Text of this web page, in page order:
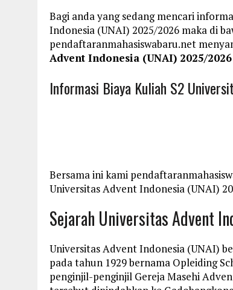
Bagi anda yang sedang mencari
Indonesia (UNAI) 2025/2026 maka di
pendaftaranmahasiswabaru.net
Advent Indonesia (UNAI) 2025/2026
Informasi Biaya Kuliah S2
Bersama ini kami
Universitas Advent Indonesia (UNAI)
Sejarah Universitas Advent
Universitas Advent Indonesia (UNAI)
pada tahun 1929 bernama Opleiding
penginjil-penginjil Gereja Masehi